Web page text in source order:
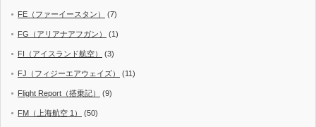
FE（ファーイースタン） (7)
FG（アリアナアフガン） (1)
FI（アイスランド航空） (3)
FJ（フィジーエアウェイズ） (11)
Flight Report（搭乗記） (9)
FM（上海航空 1） (50)